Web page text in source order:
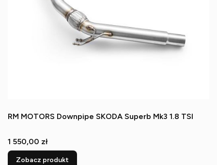
RM MOTORS Downpipe SKODA Superb Mk3 1.8 TSI
Cena
1 550,00 zł
Zobacz produkt